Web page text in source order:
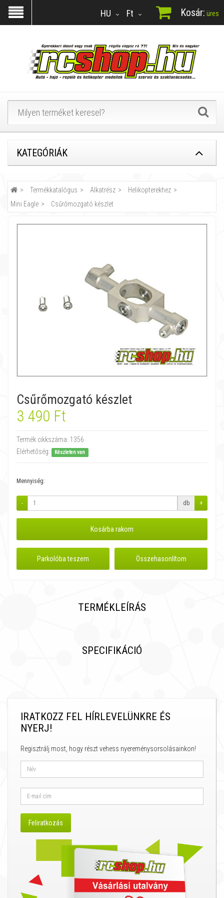
Ft
HU Kosár: üres
KATEGÓRIÁK
Termékkatalógus Alkatrész
Helikopterekhez
Mini Eagle
Csűrőmozgató készlet
Csűrőmozgató készlet
3 490 Ft
Termék cikkszáma: 1356
Elérhetőség:
Készleten van
Mennyiség:
- db +
Kosárba rakom
Parkolóba teszem Összehasonlítom
TERMÉKLEÍRÁS
SPECIFIKÁCIÓ
IRATKOZZ FEL HÍRLEVELÜNKRE ÉS
NYERJ!
Regisztrálj most, hogy részt vehess nyereménysorsolásainkon!